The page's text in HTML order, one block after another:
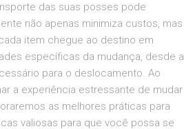
das suas posses pode
não apenas minimiza custos, mas
item chegue ao destino em
específicas da mudança, desde a
para o deslocamento. Ao
a experiência estressante de mudar
as melhores práticas para
valiosas para que você possa se